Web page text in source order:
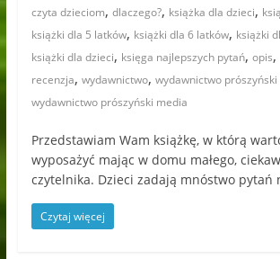
czyta dzieciom, dlaczego?, książka dla dzieci,
książki dla 5 latków, książki dla 6 latków, książki
książki dla dzieci, księga najlepszych pytań, opis,
recenzja, wydawnictwo, wydawnictwo prószyński
wydawnictwo prószyński media
Przedstawiam Wam książkę, w którą
wyposażyć mając w domu małego,
czytelnika. Dzieci zadają mnóstwo pytań
Czytaj więcej